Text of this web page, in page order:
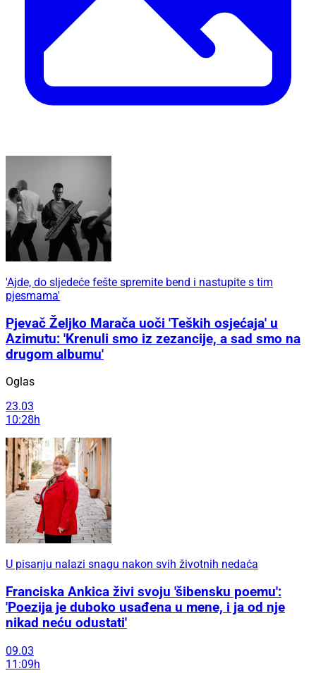
'Ajde, do sljedeće fešte spremite bend i nastupite s tim
pjesmama'
Pjevač Željko Marača uoči 'Teških osjećaja' u
Azimutu: 'Krenuli smo iz zezancije, a sad smo na
drugom albumu'
Oglas
23.03
10:28h
U pisanju nalazi snagu nakon svih životnih nedaća
Franciska Ankica živi svoju 'šibensku poemu':
'Poezija je duboko usađena u mene, i ja od nje
nikad neću odustati'
09.03
11:09h